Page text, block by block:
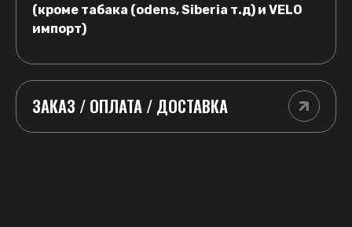
(кроме табака (odens, Siberia т.д) и VELO
импорт)
ЗАКАЗ / ОПЛАТА / ДОСТАВКА